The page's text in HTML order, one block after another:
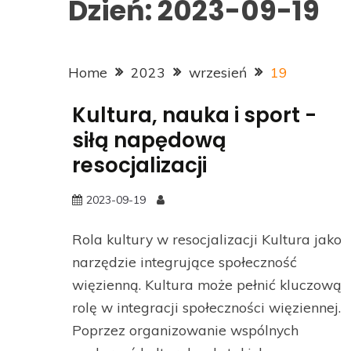
Dzień:2023-09-19
Home 2023 wrzesień 19
Kultura, nauka i sport -
siłą napędową
resocjalizacji
2023-09-19
Rola kultury w resocjalizacji Kultura jako
narzędzie integrujące społeczność
więzienną. Kultura może pełnić kluczową
rolę w integracji społeczności więziennej.
Poprzez organizowanie wspólnych